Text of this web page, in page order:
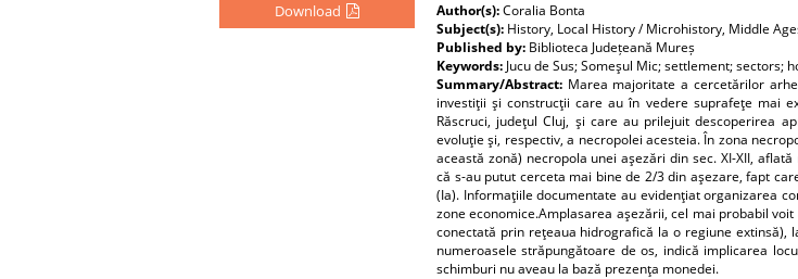
Download Author(s):Coralia Bonta
Subject(s): History, Local History / Microhistory, Middle
Published by: Biblioteca Județeană Mureș
Keywords: Jucu de Sus; Someşul Mic; settlement; sectors;
Summary/Abstract: Marea majoritate a cercetărilor
investiţii şi construcţii care au în vedere suprafeţe mai
Răscruci, judeţul Cluj, şi care au prilejuit descoperirea
evoluţie şi, respectiv, a necropolei acesteia. În zona
această zonă) necropola unei aşezări din sec. XI-XII,
că s-au putut cerceta mai bine de 2/3 din aşezare, fapt
(Ia). Informaţiile documentate au evidenţiat organizarea
zone economice.Amplasarea aşezării, cel mai probabil
conectată prin reţeaua hidrografică la o regiune
numeroasele străpungătoare de os, indică implicarea
schimburi nu aveau la bază prezenţa monedei.